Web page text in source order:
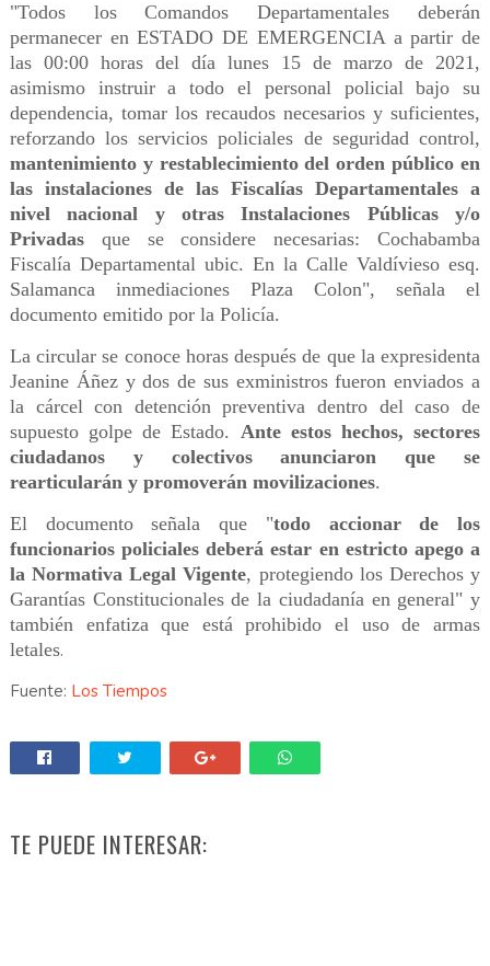
"Todos los Comandos Departamentales deberán
permanecer en ESTADO DE EMERGENCIA a partir de
las 00:00 horas del día lunes 15 de marzo de 2021,
asimismo instruir a todo el personal policial bajo su
dependencia, tomar los recaudos necesarios y suficientes,
reforzando los servicios policiales de seguridad control,
mantenimiento y restablecimiento del orden público en
las instalaciones de las Fiscalías Departamentales a
nivel nacional y otras Instalaciones Públicas y/o
Privadasque se considere necesarias: Cochabamba
Fiscalía Departamental ubic. En la Calle Valdívieso esq.
Salamanca inmediaciones Plaza Colon", señala el
documento emitido por la Policía.
La circular se conoce horas después de que la expresidenta
Jeanine Áñez y dos de sus exministros fueron enviados a
la cárcel con detención preventiva dentro del caso de
supuesto golpe de Estado. Ante estos hechos, sectores
ciudadanos y colectivos anunciaron que se
rearticularán y promoverán movilizaciones.
El documento señala que "todo accionar de los
funcionarios policiales deberá estar en estricto apego a
la Normativa Legal Vigente, protegiendo los Derechos y
Garantías Constitucionales de la ciudadanía en general" y
también enfatiza que está prohibido el uso de armas
letales.
Fuente: Los Tiempos
TE PUEDE INTERESAR: